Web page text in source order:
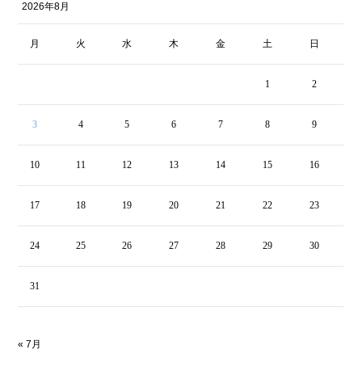
2026年8月
月 火 水 木 金 土 日
1 2
3 4 5 6 7 8 9
10 11 12 13 14 15 16
17 18 19 20 21 22 23
24 25 26 27 28 29 30
31
« 7月